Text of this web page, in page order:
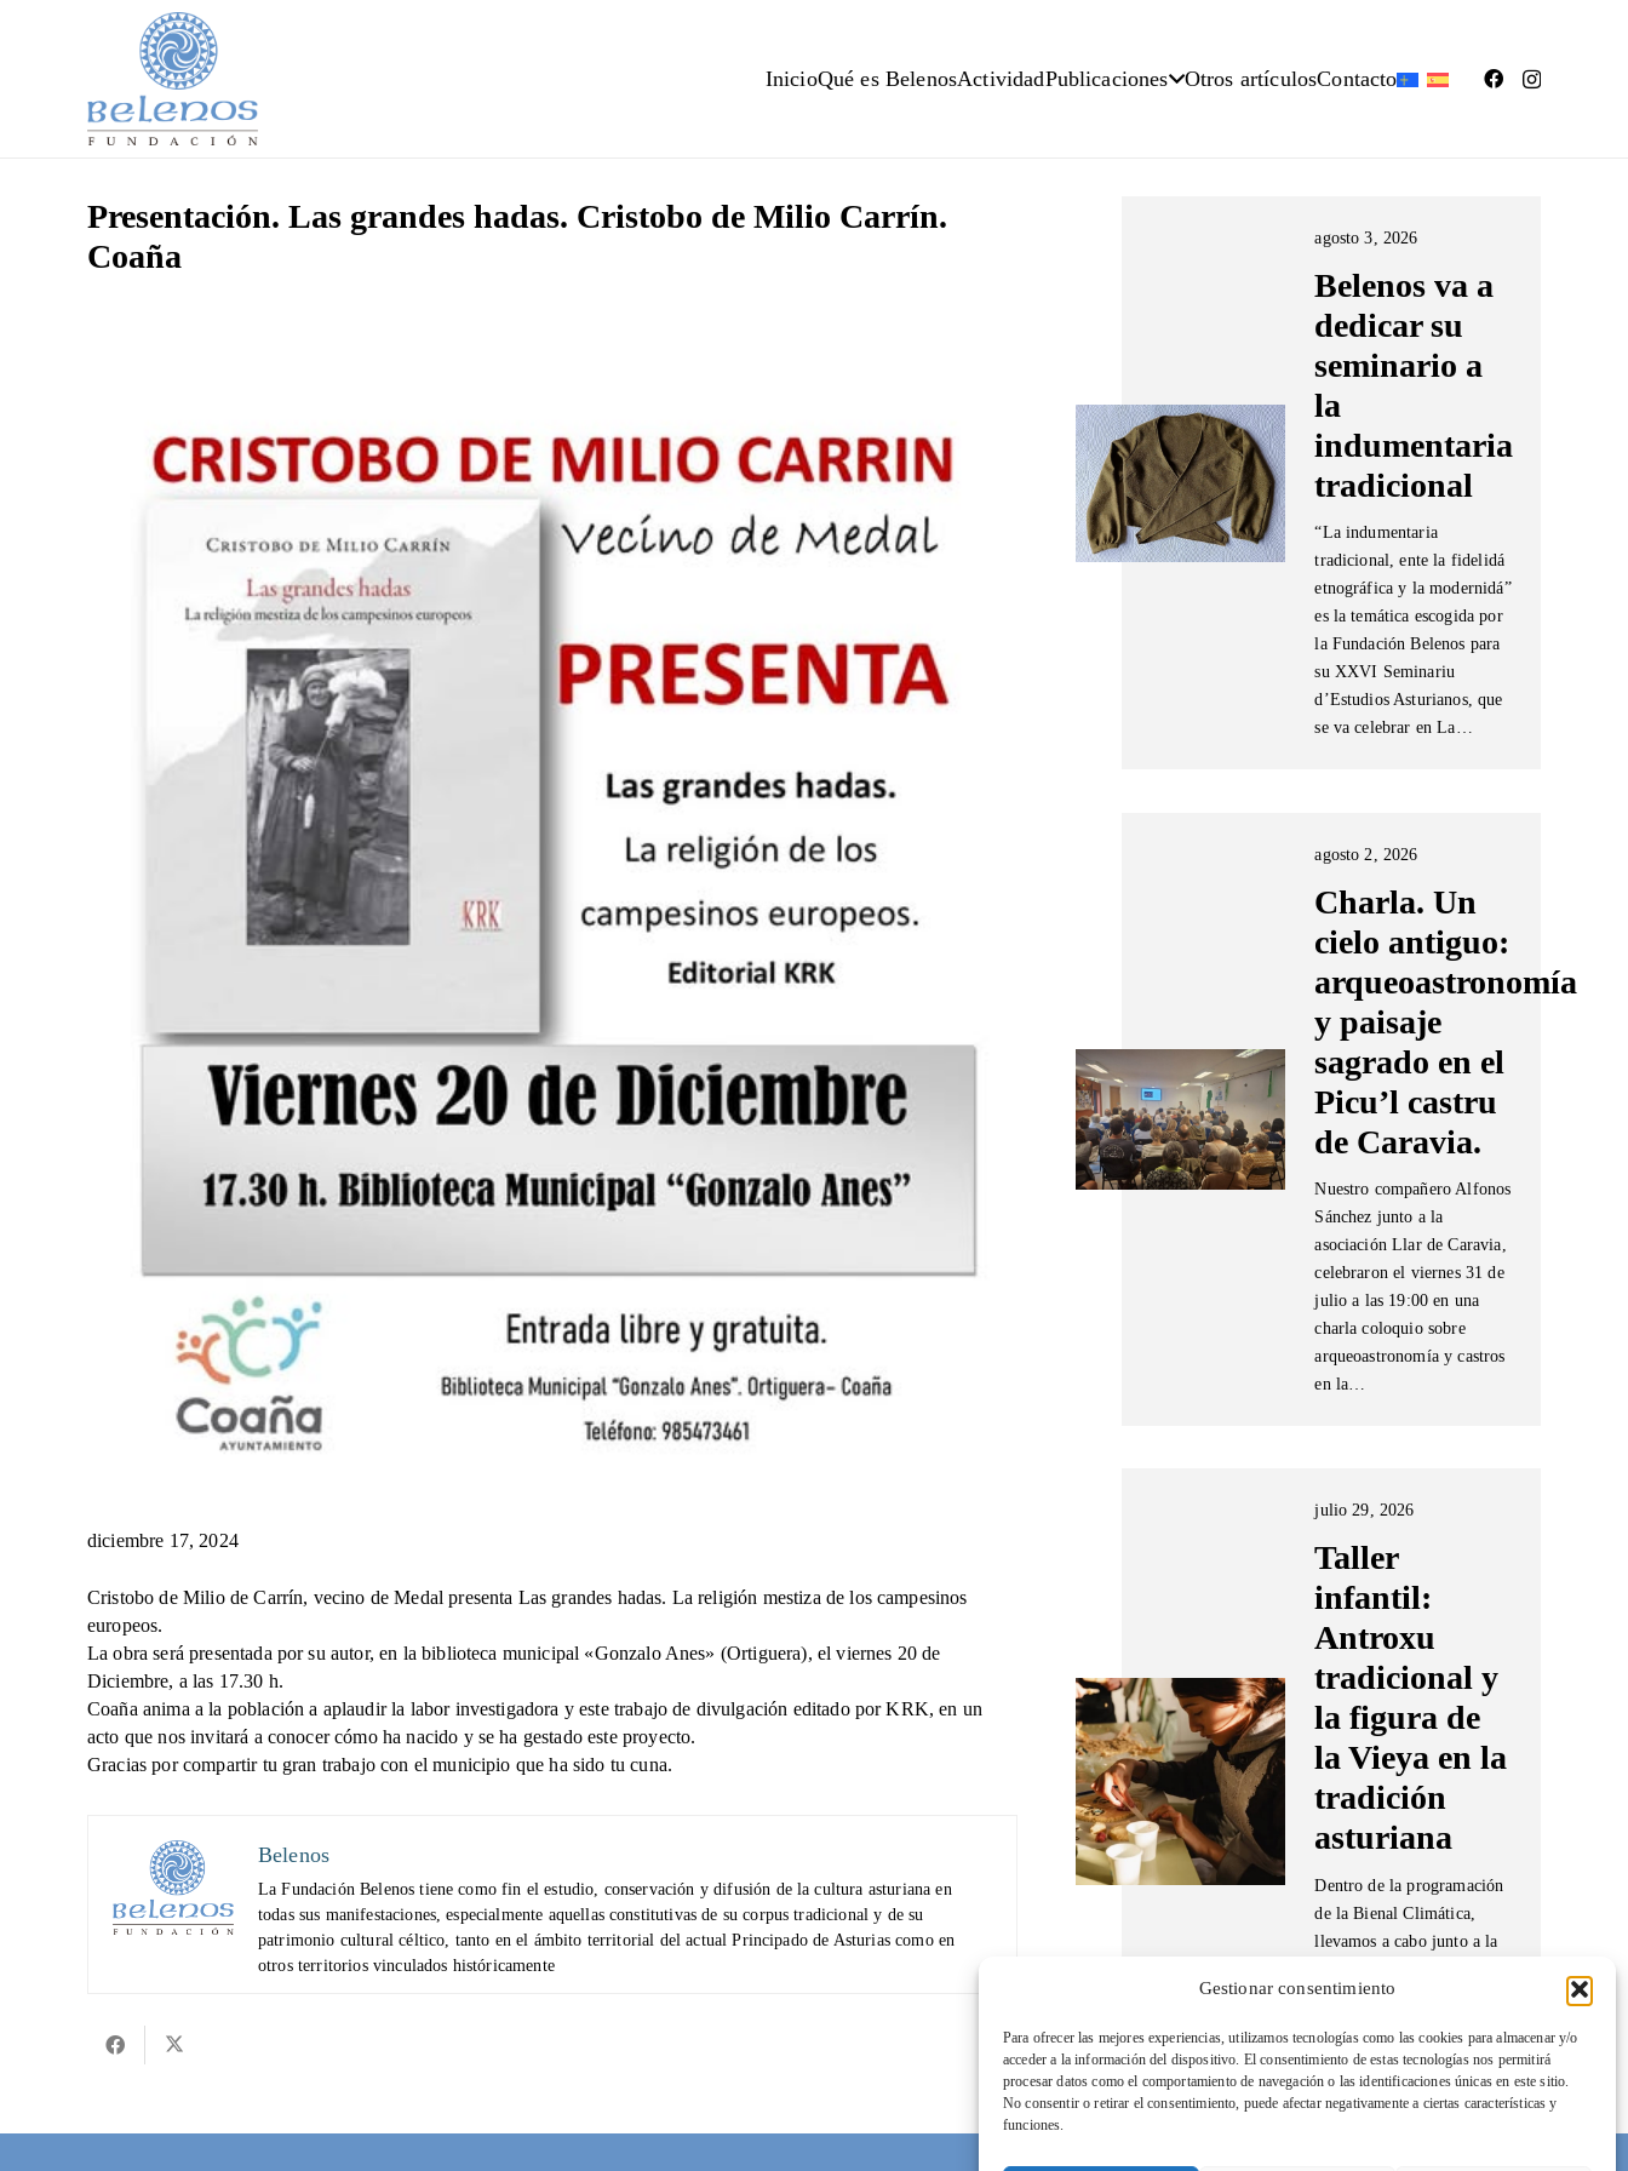
Gestionar consentimiento
Para ofrecer las mejores experiencias, utilizamos tecnologías como las cookies para almacenar y/o
acceder a la información del dispositivo. El consentimiento de estas tecnologías nos permitirá
procesar datos como el comportamiento de navegación o las identificaciones únicas en este sitio.
No consentir o retirar el consentimiento, puede afectar negativamente a ciertas características y
funciones.
InicioQué es BelenosActividadPublicaciones Otros artículosContacto
Presentación. Las grandes hadas. Cristobo de Milio Carrín.
Coaña
diciembre 17, 2024
Cristobo de Milio de Carrín, vecino de Medal presenta Las grandes hadas. La religión mestiza de los campesinos
europeos.
La obra será presentada por su autor, en la biblioteca municipal «Gonzalo Anes» (Ortiguera), el viernes 20 de
Diciembre, a las 17.30 h.
Coaña anima a la población a aplaudir la labor investigadora y este trabajo de divulgación editado por KRK, en un
acto que nos invitará a conocer cómo ha nacido y se ha gestado este proyecto.
Gracias por compartir tu gran trabajo con el municipio que ha sido tu cuna.
Belenos
La Fundación Belenos tiene como fin el estudio, conservación y difusión de la cultura asturiana en
todas sus manifestaciones, especialmente aquellas constitutivas de su corpus tradicional y de su
patrimonio cultural céltico, tanto en el ámbito territorial del actual Principado de Asturias como en
otros territorios vinculados históricamente
agosto 3, 2026
Belenos va a
dedicar su
seminario a
la
indumentaria
tradicional
“La indumentaria
tradicional, ente la fidelidá
etnográfica y la modernidá”
es la temática escogida por
la Fundación Belenos para
su XXVI Seminariu
d’Estudios Asturianos, que
se va celebrar en La…
agosto 2, 2026
Charla. Un
cielo antiguo:
arqueoastronomía
y paisaje
sagrado en el
Picu’l castru
de Caravia.
Nuestro compañero Alfonos
Sánchez junto a la
asociación Llar de Caravia,
celebraron el viernes 31 de
julio a las 19:00 en una
charla coloquio sobre
arqueoastronomía y castros
en la…
julio 29, 2026
Taller
infantil:
Antroxu
tradicional y
la figura de
la Vieya en la
tradición
asturiana
Dentro de la programación
de la Bienal Climática,
llevamos a cabo junto a la
Asociación Cultural
centrado en el carnaval…